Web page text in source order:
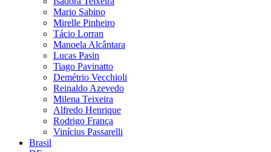
Mario Sabino
Mirelle Pinheiro
Tácio Lorran
Manoela Alcântara
Lucas Pasin
Tiago Pavinatto
Demétrio Vecchioli
Reinaldo Azevedo
Milena Teixeira
Alfredo Henrique
Rodrigo França
Vinícius Passarelli
Brasil